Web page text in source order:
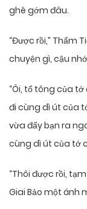
ghê gớm đâu.
“Được rồi,” Thẩm
chuyện gì, cậu
“Ôi, tổ tông của
đi cùng dì út của
vừa đẩy bạn ra
cùng dì út của tớ
“Thôi được rồi,
Giai Bảo một ánh